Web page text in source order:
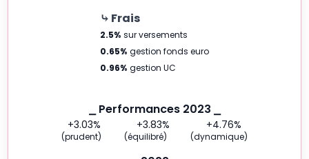
⤷ Frais
2.5% sur versements
0.65% gestion fonds euro
0.96% gestion UC
⎯ Performances 2023 ⎯
+3.03% +3.83% +4.76%
(prudent) (équilibré) (dynamique)